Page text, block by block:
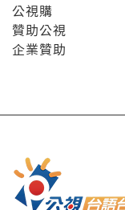
公視購
贊助公視
企業贊助